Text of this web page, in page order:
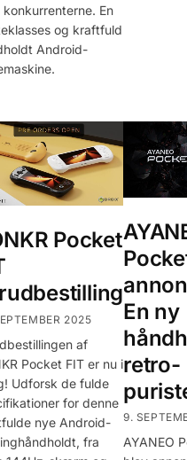
konkurrenterne. En
og kraftfuld
Android-
Pocket
2025
af
Pocket FIT er nu i
Udforsk de fulde
for denne
nye Android-
fra
En ny
retro-
9.
AYANEO